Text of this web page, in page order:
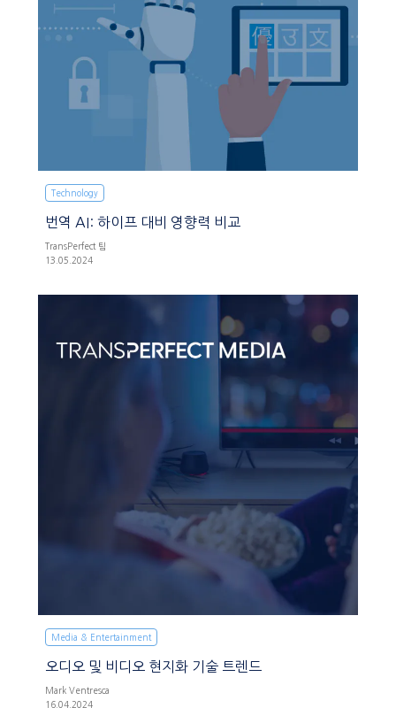
Technology
번역 AI: 하이프 대비 영향력 비교
TransPerfect 팀
13.05.2024
Media & Entertainment
오디오 및 비디오 현지화 기술 트렌드
Mark Ventresca
16.04.2024